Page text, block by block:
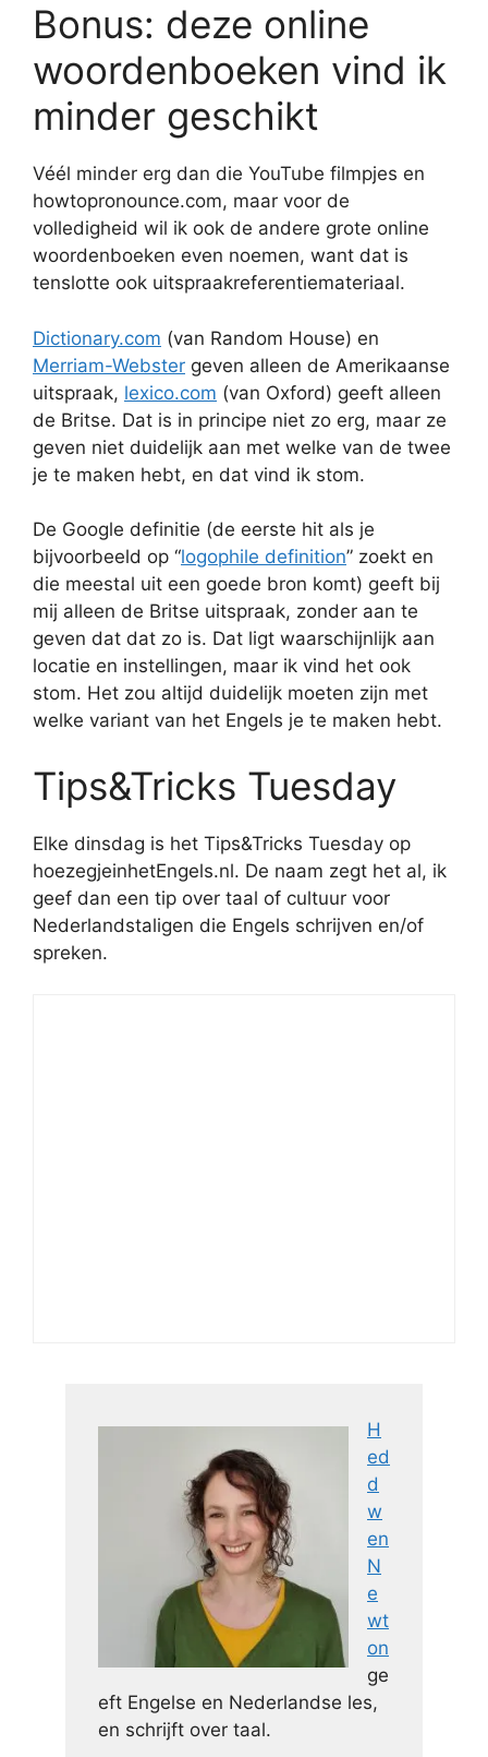
Bonus: deze online
woordenboeken vind ik
minder geschikt
Véél minder erg dan die YouTube filmpjes en
howtopronounce.com, maar voor de
volledigheid wil ik ook de andere grote online
woordenboeken even noemen, want dat is
tenslotte ook uitspraakreferentiemateriaal.
Dictionary.com (van Random House) en
Merriam-Webster geven alleen de Amerikaanse
uitspraak, lexico.com (van Oxford) geeft alleen
de Britse. Dat is in principe niet zo erg, maar ze
geven niet duidelijk aan met welke van de twee
je te maken hebt, en dat vind ik stom.
De Google definitie (de eerste hit als je
bijvoorbeeld op “logophile definition” zoekt en
die meestal uit een goede bron komt) geeft bij
mij alleen de Britse uitspraak, zonder aan te
geven dat dat zo is. Dat ligt waarschijnlijk aan
locatie en instellingen, maar ik vind het ook
stom. Het zou altijd duidelijk moeten zijn met
welke variant van het Engels je te maken hebt.
Tips&Tricks Tuesday
Elke dinsdag is het Tips&Tricks Tuesday op
hoezegjeinhetEngels.nl. De naam zegt het al, ik
geef dan een tip over taal of cultuur voor
Nederlandstaligen die Engels schrijven en/of
spreken.
H
ed
d
w
en
N
e
wt
on
ge
eft Engelse en Nederlandse les,
en schrijft over taal.